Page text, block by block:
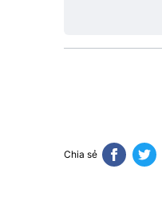
Chia sẻ